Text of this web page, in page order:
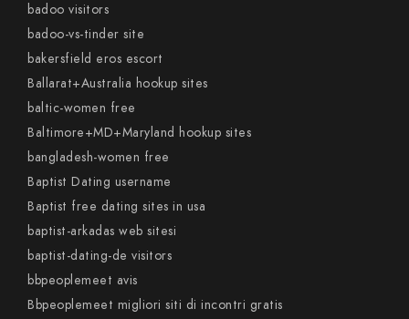
badoo visitors
badoo-vs-tinder site
bakersfield eros escort
Ballarat+Australia hookup sites
baltic-women free
Baltimore+MD+Maryland hookup sites
bangladesh-women free
Baptist Dating username
Baptist free dating sites in usa
baptist-arkadas web sitesi
baptist-dating-de visitors
bbpeoplemeet avis
Bbpeoplemeet migliori siti di incontri gratis